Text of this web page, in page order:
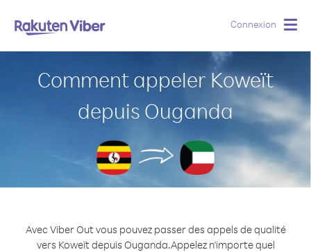
Connexion
Comment appeler Koweït
depuis Ouganda
Avec Viber Out vous pouvez passer des appels de qualité
vers Koweït depuis Ouganda.Appelez n'importe quel